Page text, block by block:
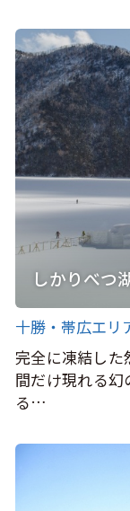
しかりべつ
十勝・帯広エリ
完全に凍結し
間だけ現れる
る…